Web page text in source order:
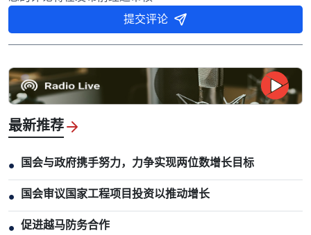
提交评论
最新推荐
● 国会与政府携手努力，力争实现两位数增长目标
● 国会审议国家工程项目投资以推动增长
● 促进越马防务合作